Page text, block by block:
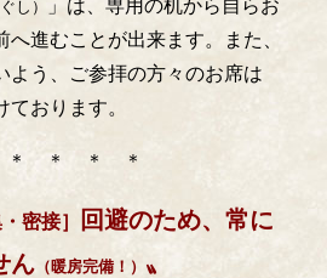
し）
」は、専用の机から自らお
進むことが出来ます。また、
よう、ご参拝の方々のお席は
ております。
＊ ＊ ＊ ＊
密接］
回避のため、常に
ん （暖房完備！） 〟